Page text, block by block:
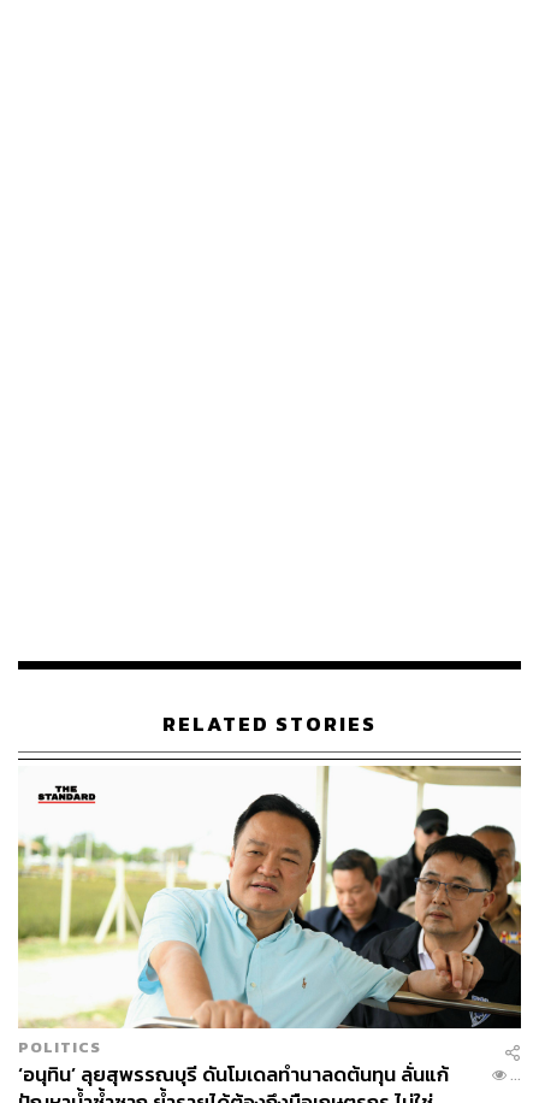
แผน ภาคเอกชนบางส่วนได้เริ่มเข้ามาใช้ประโยชน์ในพื้นที่ที่
มีการถมทะเลแล้ว สำหรับพื้นที่ส่วนอื่นอยู่ระหว่างการปรับ
สภาพ รอให้ดินและตะกอนมีความมั่นคงก่อนพัฒนา
โครงการเพิ่มเติม และคาดว่าจะสามารถใช้งานได้อย่างเต็ม
รูปแบบภายใน 2 ปี”
ลุ้นคลอดแผน PDP 2026
ส่วนช่วงที่ 2 เป็นพื้นที่พัฒนาท่าเรือและพื้นที่ธุรกิจ
(Superstructure) แบ่งเป็นพื้นที่แปลง A และ C
“ยอมรับว่ามีความความล่าช้า หลังจากรัฐบาลยังไม่เคาะรูป
RELATED STORIES
POLITICS
‘อนุทิน’ ลุยสุพรรณบุรี ดันโมเดลทำนาลดต้นทุน ลั่นแก้
...